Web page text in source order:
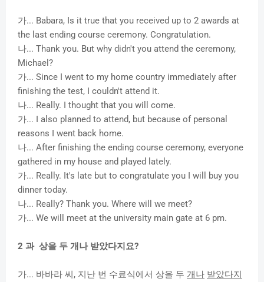
o
가... Babara, Is it true that you received up to 2 awards at
the last ending course ceremony. Congratulation.
나... Thank you. But why didn't you attend the ceremony,
Michael?
가... Since I went to my home country immediately after
finishing the test, I couldn't attend it.
나... Really. I thought that you will come.
가... I also planned to attend, but because of personal
reasons I went back home.
나... After finishing the ending course ceremony, everyone
gathered in my house and played lately.
가... Really. It's late but to congratulate you I will buy you
dinner today.
나... Really? Thank you. Where will we meet?
가... We will meet at the university main gate at 6 pm.
2 과 상을 두 개나 받았다지요?
가... 바바라 씨, 지난 번 수료식에서 상을 두 개나 받았다지